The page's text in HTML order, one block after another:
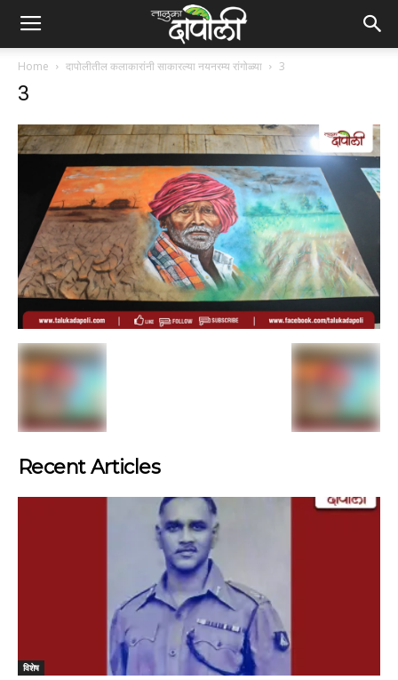
Home दापोलीतील कलाकारांनी साकारल्या नयनरम्य रांगोळ्या 3
3
Recent Articles
विशेष